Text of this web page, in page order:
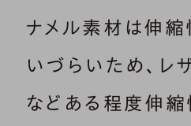
ナメル素材は伸
いづらいため、レ
などある程度伸